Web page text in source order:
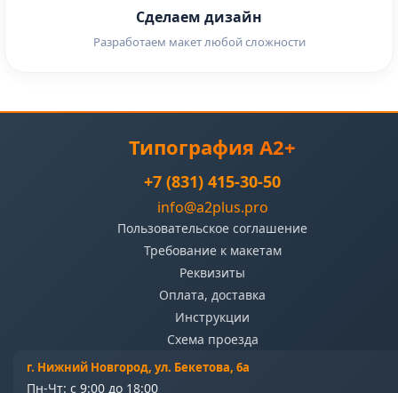
Сделаем дизайн
Разработаем макет любой сложности
Типография А2+
+7 (831) 415-30-50
info@a2plus.pro
Пользовательское соглашение
Требование к макетам
Реквизиты
Оплата, доставка
Инструкции
Схема проезда
г. Нижний Новгород, ул. Бекетова, 6а
Пн-Чт: с 9:00 до 18:00